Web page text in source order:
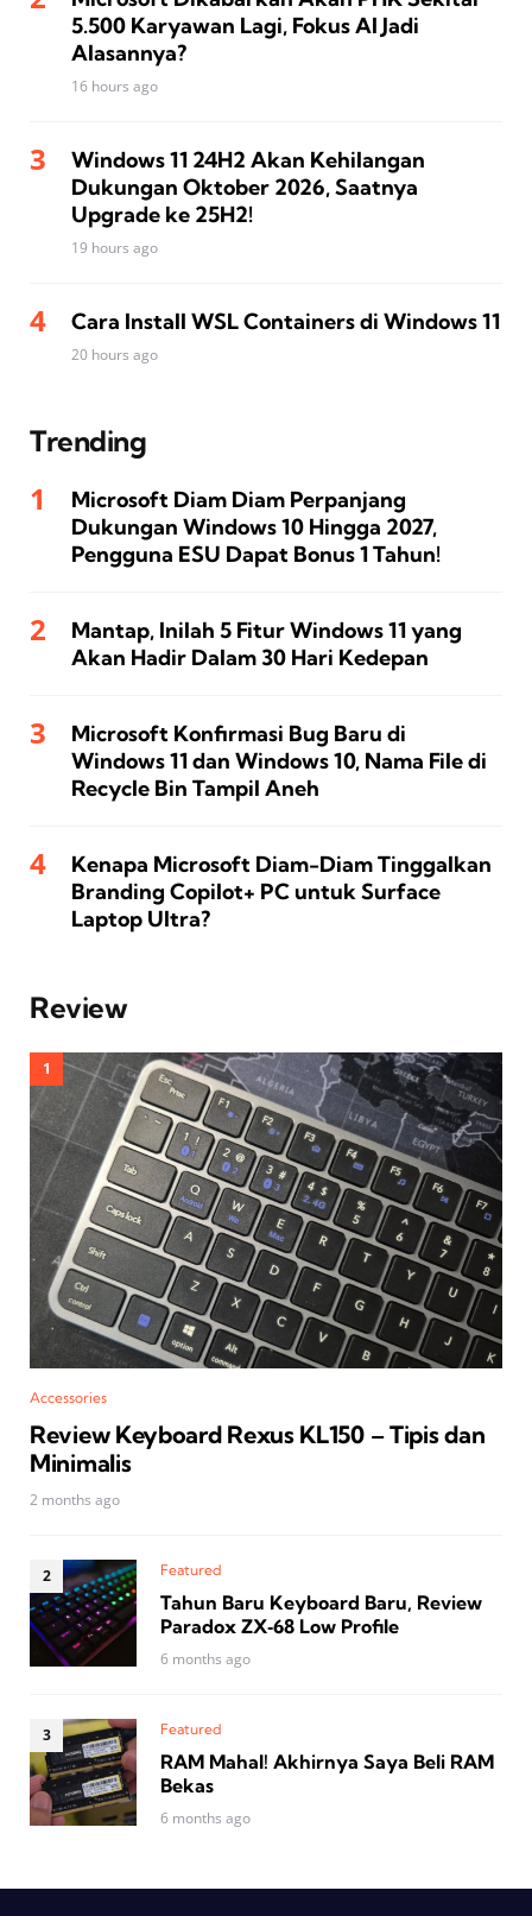
5.500 Karyawan Lagi, Fokus AI Jadi
Alasannya?
16 hours ago
Windows 11 24H2 Akan Kehilangan
Dukungan Oktober 2026, Saatnya
Upgrade ke 25H2!
19 hours ago
Cara Install WSL Containers di Windows 11
20 hours ago
Trending
Microsoft Diam Diam Perpanjang
Dukungan Windows 10 Hingga 2027,
Pengguna ESU Dapat Bonus 1 Tahun!
Mantap, Inilah 5 Fitur Windows 11 yang
Akan Hadir Dalam 30 Hari Kedepan
Microsoft Konfirmasi Bug Baru di
Windows 11 dan Windows 10, Nama File di
Recycle Bin Tampil Aneh
Kenapa Microsoft Diam-Diam Tinggalkan
Branding Copilot+ PC untuk Surface
Laptop Ultra?
Review
Accessories
Review Keyboard Rexus KL150 – Tipis dan
Minimalis
2 months ago
Featured
Tahun Baru Keyboard Baru, Review
Paradox ZX‑68 Low Profile
6 months ago
Featured
RAM Mahal! Akhirnya Saya Beli RAM
Bekas
6 months ago